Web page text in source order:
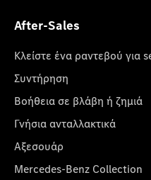
After-Sales
Κλείστε ένα ραντεβού για
Συντήρηση
Βοήθεια σε βλάβη ή ζημιά
Γνήσια ανταλλακτικά
Αξεσουάρ
Mercedes-Benz Collection